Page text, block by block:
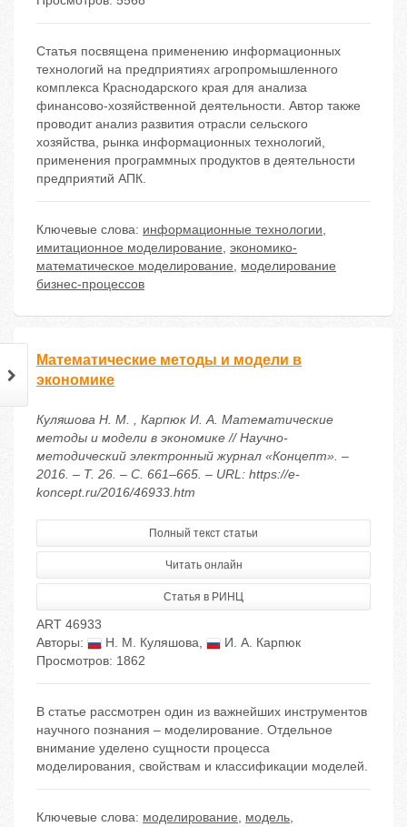
Статья посвящена применению информационных
технологий на предприятиях агропромышленного
комплекса Краснодарского края для анализа
финансово-хозяйственной деятельности. Автор также
проводит анализ развития отрасли сельского
хозяйства, рынка информационных технологий,
применения программных продуктов в деятельности
предприятий АПК.
Ключевые слова: информационные технологии,
имитационное моделирование, экономико-
математическое моделирование, моделирование
бизнес-процессов
Математические методы и модели в
экономике
Куляшова Н. М. , Карпюк И. А. Математические
методы и модели в экономике // Научно-
методический электронный журнал «Концепт». –
2016. – Т. 26. – С. 661–665. – URL: https://e-
koncept.ru/2016/46933.htm
Полный текст статьи
Читать онлайн
Статья в РИНЦ
ART 46933
Авторы:
Н. М. Куляшова,
И. А. Карпюк
Просмотров: 1862
В статье рассмотрен один из важнейших инструментов
научного познания – моделирование. Отдельное
внимание уделено сущности процесса
моделирования, свойствам и классификации моделей.
Ключевые слова: моделирование, модель,